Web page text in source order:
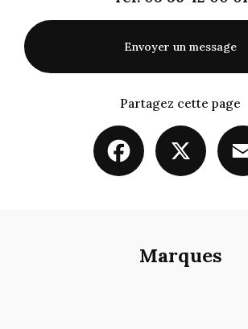
Envoyer un message
Partagez cette page
Facebook
Marques